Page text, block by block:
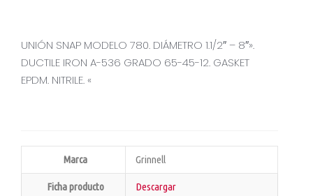
UNIÓN SNAP MODELO 780. DIÁMETRO 1.1/2″ – 8″».
DUCTILE IRON A-536 GRADO 65-45-12. GASKET
EPDM. NITRILE. «
Marca Grinnell
Ficha producto Descargar